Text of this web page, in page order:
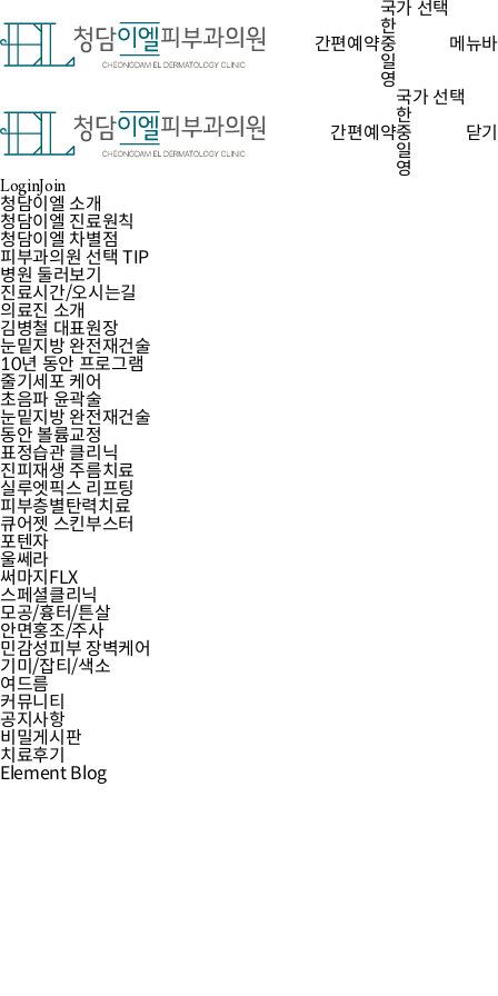
한
중
일
간편예약
의료진 소개
눈밑지방완전재건술
10년 동안 프로그램
스페셜 클리닉
커뮤니티
청담이엘 진료원칙
청담이엘 차별점
피부과의원 선택 TIP
병원 둘러보기
진료시간/오시는길
김병철 대표원장
눈밑지방완전재건술
줄기세포 케어
초음파 윤곽술
동안 볼륨교정
표정습관 클리닉
진피재생 주름치료
실루엣픽스 리프팅
큐어젯 스킨부스터
포텐자
울쎄라
써마지FLX
모공/흉터/튼살
안면홍조/주사
민감성피부 장벽케어
기미/잡티/색소
여드름
공지사항
온라인상담
치료후기
Cheongdam EL Blog
간편예약
국가 선택
한
중
일
영
메뉴바
간편예약
국가 선택
한
중
일
영
닫기
LoginJoin
청담이엘 소개
청담이엘 진료원칙
청담이엘 차별점
피부과의원 선택 TIP
병원 둘러보기
진료시간/오시는길
의료진 소개
김병철 대표원장
눈밑지방 완전재건술
10년 동안 프로그램
줄기세포 케어
초음파 윤곽술
눈밑지방 완전재건술
동안 볼륨교정
표정습관 클리닉
진피재생 주름치료
실루엣픽스 리프팅
피부층별탄력치료
큐어젯 스킨부스터
포텐자
울쎄라
써마지FLX
스페셜클리닉
모공/흉터/튼살
안면홍조/주사
민감성피부 장벽케어
기미/잡티/색소
여드름
커뮤니티
공지사항
비밀게시판
치료후기
Element Blog
간편예약
양질의 진료를 위해 100% 예약제로
하루 상담건수를 제한하고 있습니다.
비밀번호
목록보기
Contact Us
한분 한분,
바른 진료로 환자분과 함께합니다
02.511.0506
업체명 : 청담이엘피부과의원
사업자등록번호 :224-59-00415
주소 : 서울특별시 강남구 도산대로 417, 4층 (청담동,
퍼스트라이트타워)
상담전화번호 :02-511-0506
정보책임자 : 김병철
Copyright(c)Element Clinic.All right reserved.
간편예약
오시는길
전화상담
카톡상담
온라인상담